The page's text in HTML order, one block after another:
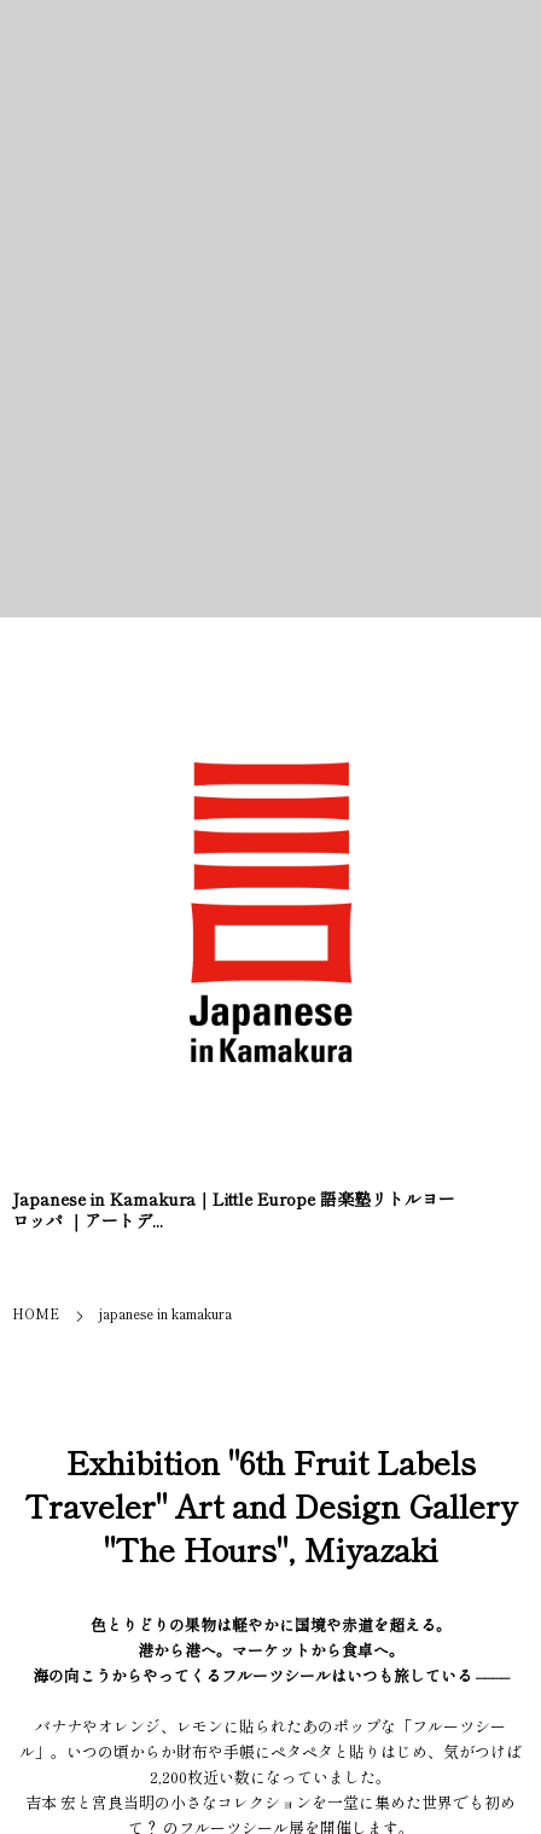
Japanese in Kamakura｜Little Europe 語楽塾リトルヨー
ロッパ ｜アートデ...
HOME japanese in kamakura
Exhibition "6th Fruit Labels
Traveler" Art and Design Gallery
"The Hours", Miyazaki
色とりどりの果物は軽やかに国境や赤道を超える。
港から港へ。マーケットから食卓へ。
海の向こうからやってくるフルーツシールはいつも旅している ––––
バナナやオレンジ、レモンに貼られたあのポップな「フルーツシー
ル」。いつの頃からか財布や手帳にペタペタと貼りはじめ、気がつけば
2,200枚近い数になっていました。
吉本 宏と宮良当明の小さなコレクションを一堂に集めた世界でも初め
て？ のフルーツシール展を開催します。